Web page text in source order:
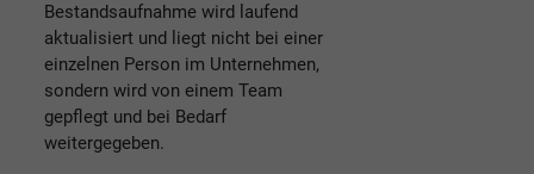
Bestandsaufnahme wird laufend
aktualisiert und liegt nicht bei einer
einzelnen Person im Unternehmen,
sondern wird von einem Team
gepflegt und bei Bedarf
weitergegeben.